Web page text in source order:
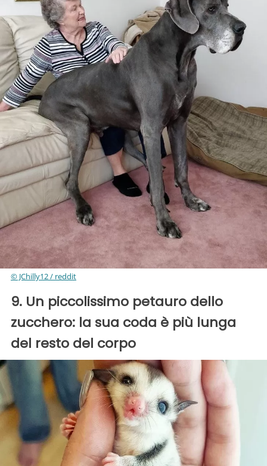
© JChilly12 / reddit
9. Un piccolissimo petauro dello
zucchero: la sua coda è più lunga
del resto del corpo